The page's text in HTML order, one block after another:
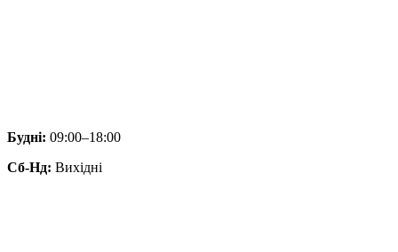
Будні: 09:00–18:00
Сб-Нд: Вихідні